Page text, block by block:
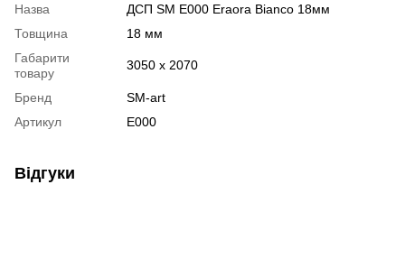
Назва
ДСП SM E000 Eraora Bianco 18мм
Товщина
18 мм
Габарити
товару
3050 х 2070
Бренд
SM-art
Артикул
E000
Відгуки